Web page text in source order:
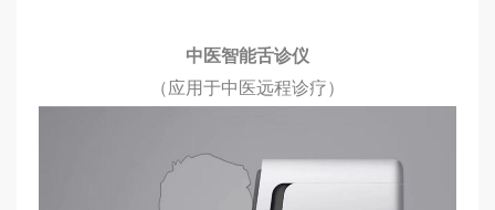
中医智能舌诊仪
（应用于中医远程诊疗）